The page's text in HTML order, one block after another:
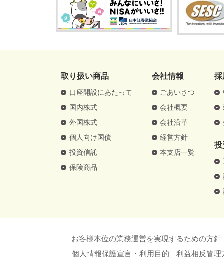
取り扱い商品
口座開設にあたって
国内株式
外国株式
個人向け国債
投資信託
保険商品
会社情報
ごあいさつ
会社概要
会社沿革
経営方針
本支店一覧
お客様本位の業務運営を実現するための方針
個人情報保護宣言・利用目的
利益相反管理